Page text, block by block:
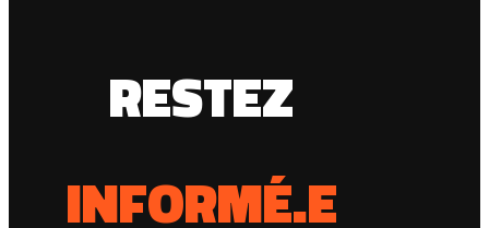
RESTEZ
INFORMÉ.E